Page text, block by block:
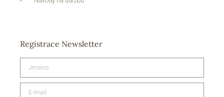
Registrace Newsletter